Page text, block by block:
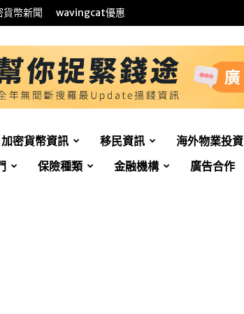
貨幣新聞 wavingcat優惠
加密貨幣資訊 移民資訊
海外物業投資
保險種類 金融機構 廣告合作